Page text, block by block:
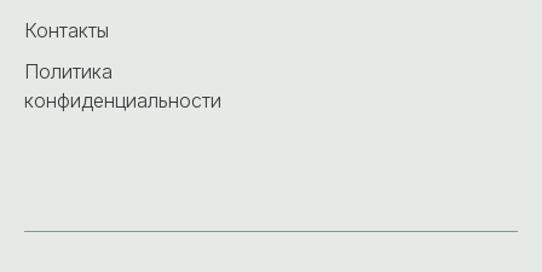
Контакты
Политика
конфиденциальности